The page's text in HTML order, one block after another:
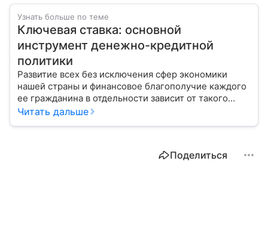
Узнать больше по теме
Ключевая ставка: основной
инструмент денежно-кредитной
политики
Развитие всех без исключения сфер экономики
нашей страны и финансовое благополучие каждого
ее гражданина в отдельности зависит от такого
показателя, как ключевая ставка. От чего зависит
Читать дальше
Поделиться